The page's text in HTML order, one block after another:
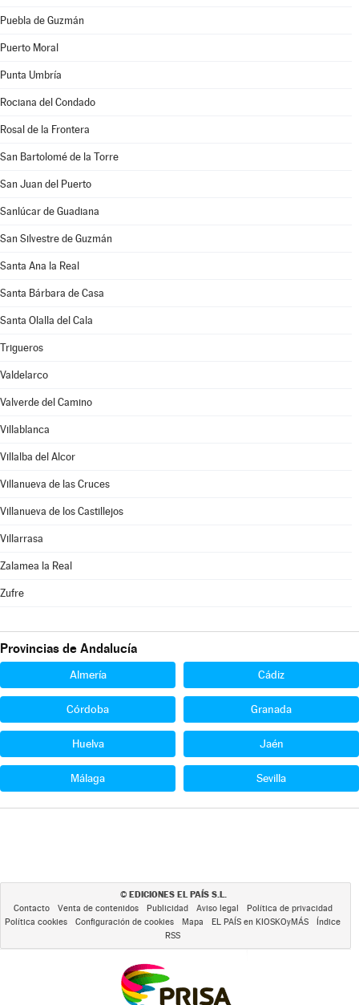
Puebla de Guzmán
Puerto Moral
Punta Umbría
Rociana del Condado
Rosal de la Frontera
San Bartolomé de la Torre
San Juan del Puerto
Sanlúcar de Guadiana
San Silvestre de Guzmán
Santa Ana la Real
Santa Bárbara de Casa
Santa Olalla del Cala
Trigueros
Valdelarco
Valverde del Camino
Villablanca
Villalba del Alcor
Villanueva de las Cruces
Villanueva de los Castillejos
Villarrasa
Zalamea la Real
Zufre
Provincias de Andalucía
Almería Cádiz
Córdoba Granada
Huelva Jaén
Málaga Sevilla
© EDICIONES EL PAÍS S.L.
Contacto Venta de contenidos Publicidad Aviso legal
Política de privacidad
Política cookies
Configuración de cookies Mapa EL PAÍS en KIOSKOyMÁS
Índice
RSS